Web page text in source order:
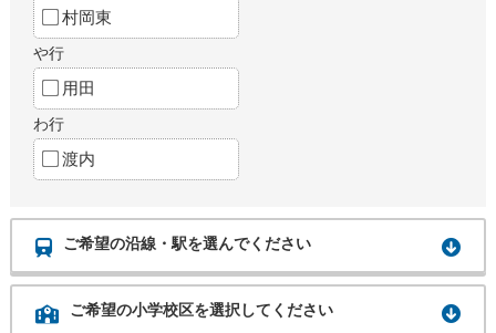
村岡東
や行
用田
わ行
渡内
ご希望の沿線・駅を選んでください
ご希望の小学校区を選択してください